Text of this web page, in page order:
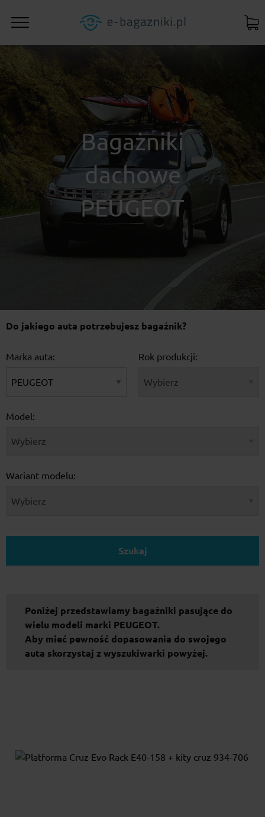
Bagażniki
dachowe
PEUGEOT
Do jakiego auta potrzebujesz bagażnik?
Marka auta: Rok produkcji:
Model:
Wariant modelu:
Szukaj
Poniżej przedstawiamy bagażniki pasujące do
wielu modeli marki PEUGEOT.
Aby mieć pewność dopasowania do swojego
auta skorzystaj z wyszukiwarki powyżej.